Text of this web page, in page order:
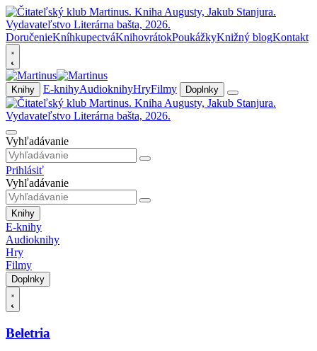
DoručenieKníhkupectváKnihovrátokPoukážkyKnižný blogKontakt
Knihy E-knihyAudioknihyHryFilmy Doplnky
Vyhľadávanie
Prihlásiť
Vyhľadávanie
Knihy
E-knihy
Audioknihy
Hry
Filmy
Doplnky
Beletria